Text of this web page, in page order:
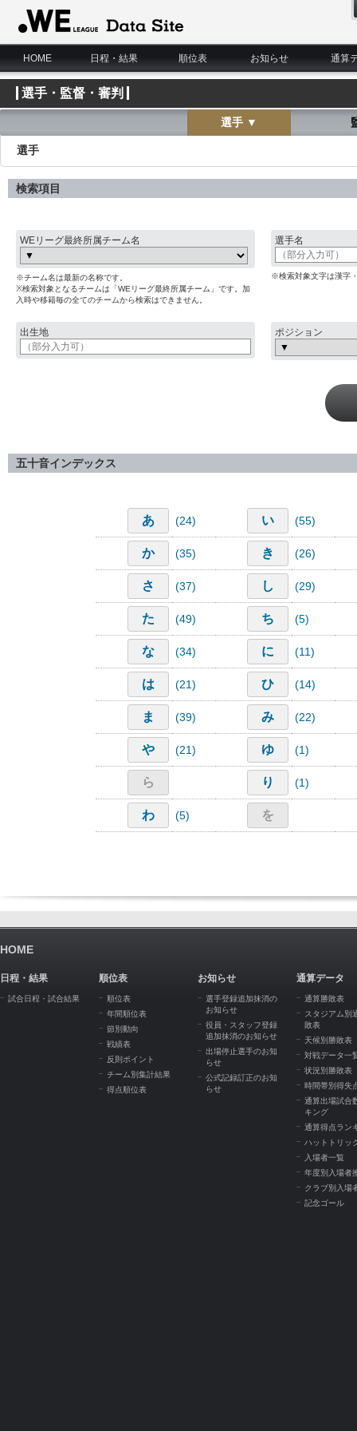
WE LEAGUE Data Site
HOME
日程・結果 順位表 お知らせ 通算
選手・監督・審判
選手 ▼
選手
検索項目
WEリーグ最終所属チーム名
※チーム名は最新の名称です。
※検索対象となるチームは「WEリーグ最終所属チーム」です。加
入時や移籍毎の全てのチームから検索はできません。
選手名
※検索対象文字は漢字
出生地 ポジション
五十音インデックス
あ (24) い (55)
か (35) き (26)
さ (37) し (29)
た (49) ち (5)
な (34) に (11)
は (21) ひ (14)
ま (39) み (22)
や (21) ゆ (1)
ら り (1)
わ (5) を
HOME
日程・結果
試合日程・試合結果
順位表
順位表
年間順位表
節別動向
戦績表
反則ポイント
チーム別集計結果
得点順位表
お知らせ
選手登録追加抹消の
お知らせ
役員・スタッフ登録
追加抹消のお知らせ
出場停止選手のお知
らせ
公式記録訂正のお知
らせ
通算データ
通算勝敗表
スタジアム別
敗表
天候別勝敗表
対戦データ一
状況別勝敗表
時間帯別得失
通算出場試合
キング
通算得点ラン
ハットトリッ
入場者一覧
年度別入場者
クラブ別入場
記念ゴール